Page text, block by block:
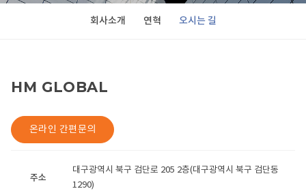
회사소개 연혁 오시는 길
HM GLOBAL
온라인 간편문의
주소
대구광역시 북구 검단로 205 2층(대구광역시 북구 검단동
1290)